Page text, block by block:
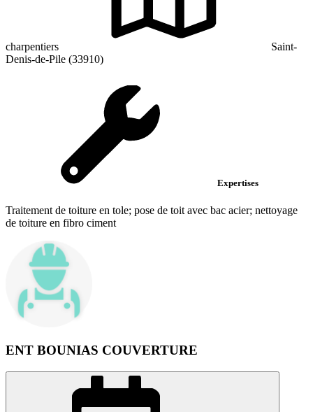
charpentiers
Saint-
Denis-de-Pile (33910)
Expertises
Traitement de toiture en tole; pose de toit avec bac acier; nettoyage
de toiture en fibro ciment
ENT BOUNIAS COUVERTURE